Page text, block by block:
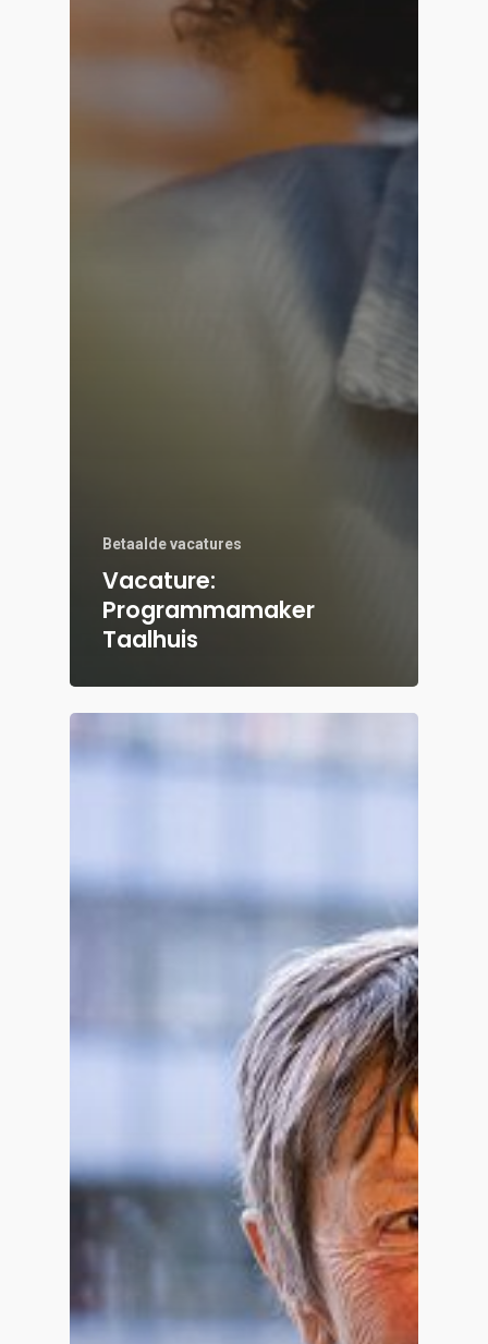
Betaalde vacatures
Vacature:
Programmamaker
Taalhuis